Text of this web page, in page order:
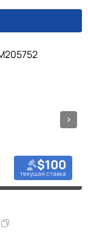
$100
текущая ставка